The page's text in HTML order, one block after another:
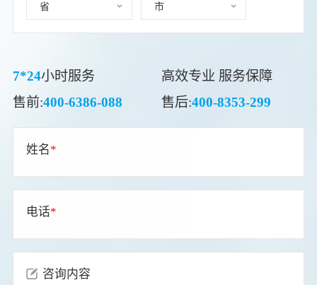
7*24小时服务
高效专业 服务保障
售前:400-6386-088 售后:400-8353-299
姓名*
电话*
咨询内容